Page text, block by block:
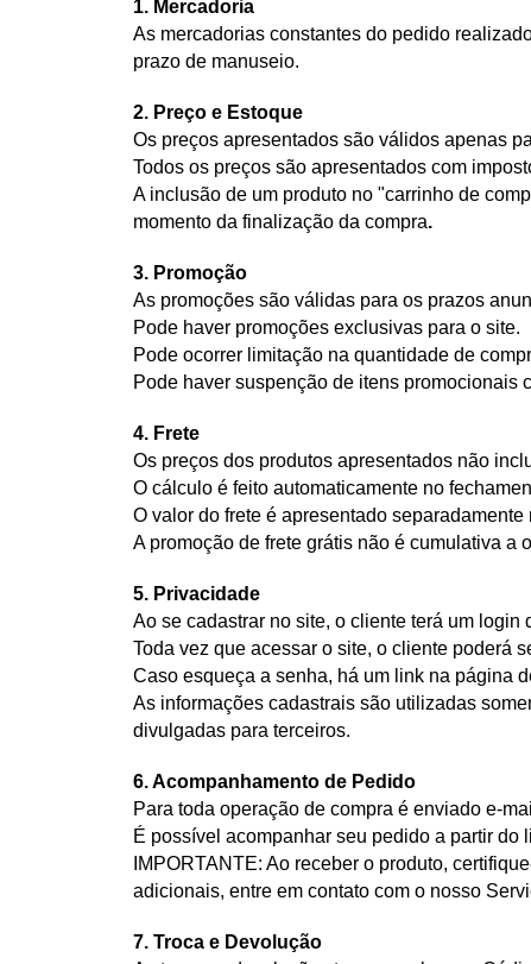
1. Mercadoria
As mercadorias constantes do pedido
prazo de manuseio.
2. Preço e Estoque
Os preços apresentados são válidos apenas
Todos os preços são apresentados com
A inclusão de um produto no "carrinho de
momento da finalização da compra.
3. Promoção
As promoções são válidas para os prazos
Pode haver promoções exclusivas para o site.
Pode ocorrer limitação na quantidade de
Pode haver suspenção de itens promocionais
4. Frete
Os preços dos produtos apresentados não
O cálculo é feito automaticamente no
O valor do frete é apresentado separadamente
A promoção de frete grátis não é cumulativa a
5. Privacidade
Ao se cadastrar no site, o cliente terá um
Toda vez que acessar o site, o cliente poderá
Caso esqueça a senha, há um link na página
As informações cadastrais são utilizadas
divulgadas para terceiros.
6. Acompanhamento de Pedido
Para toda operação de compra é enviado e-
É possível acompanhar seu pedido a partir
IMPORTANTE: Ao receber o produto,
adicionais, entre em contato com o nosso
7. Troca e Devolução